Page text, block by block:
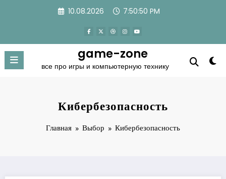
10.08.2026 7:50:51 PM
game-zone
все про игры и компьютерную технику
Кибербезопасность
Главная Выбор Кибербезопасность